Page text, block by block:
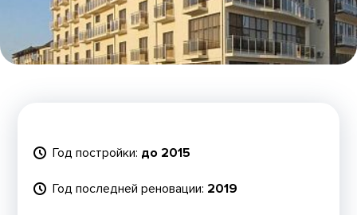
Год постройки: до 2015
Год последней реновации: 2019